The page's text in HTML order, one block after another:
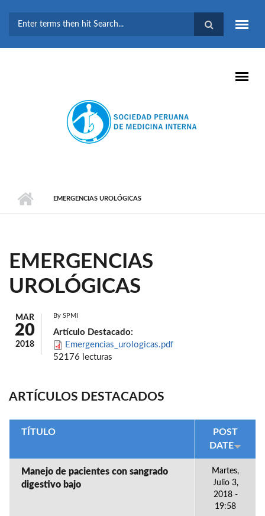
BÚSQUEDA
EMERGENCIAS UROLÓGICAS
EMERGENCIAS
UROLÓGICAS
MAR
20
2018
By SPMI
Artículo Destacado:
Emergencias_urologicas.pdf
52176 lecturas
ARTÍCULOS DESTACADOS
TÍTULO
POST
DATE
Manejo de pacientes con sangrado
digestivo bajo
Martes,
Julio 3,
2018 -
19:58